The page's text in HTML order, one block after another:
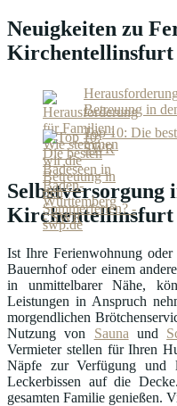
Neuigkeiten zu
Kirchentellinsfurt
Betreuung in
Top 10: Die
SWR
Selbstversorgung
Kirchentellinsfurt
Ist Ihre Ferienwohnung
Bauernhof oder einem
in unmittelbarer Nähe,
Leistungen in Anspruch
morgendlichen
Nutzung von Sauna und
Vermieter stellen für Ihren
Näpfe zur Verfügung und
Leckerbissen auf die
gesamten Familie genießen.